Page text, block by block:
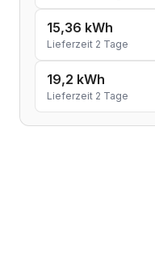
15,36 kWh
Lieferzeit 2 Tage
19,2 kWh
Lieferzeit 2 Tage